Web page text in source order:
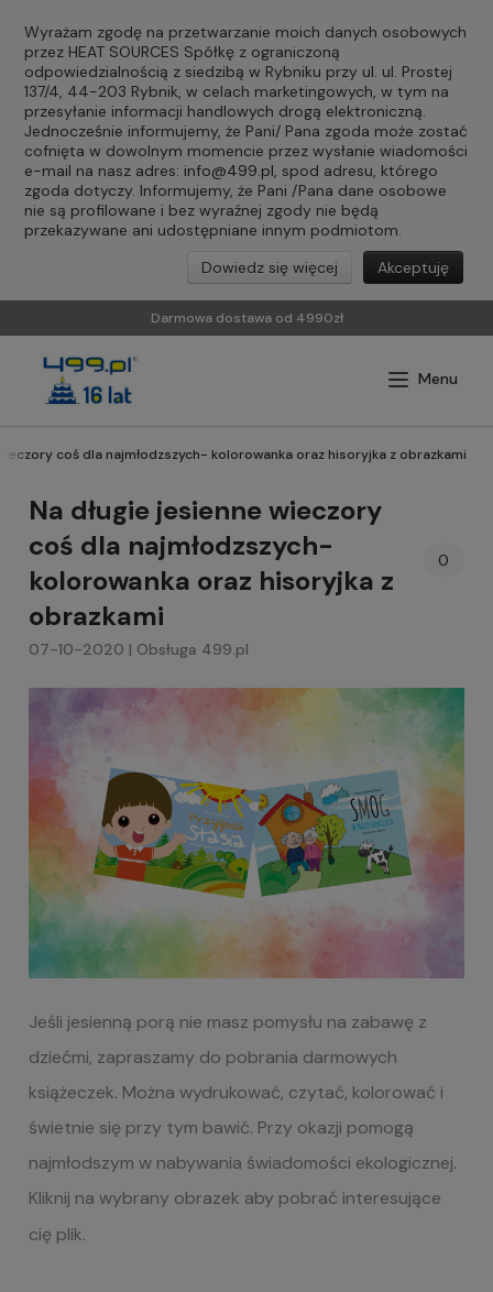
Wyrażam zgodę na przetwarzanie moich danych osobowych
przez HEAT SOURCES Spółkę z ograniczoną
odpowiedzialnością z siedzibą w Rybniku przy ul. ul. Prostej
137/4, 44-203 Rybnik, w celach marketingowych, w tym na
przesyłanie informacji handlowych drogą elektroniczną.
Jednocześnie informujemy, że Pani/ Pana zgoda może zostać
cofnięta w dowolnym momencie przez wysłanie wiadomości
e-mail na nasz adres: info@499.pl, spod adresu, którego
zgoda dotyczy. Informujemy, że Pani /Pana dane osobowe
nie są profilowane i bez wyraźnej zgody nie będą
przekazywane ani udostępniane innym podmiotom.
Akceptuję
Dowiedz się więcej
Darmowa dostawa od 4990zł
coś dla najmłodzszych- kolorowanka oraz hisoryjka z obrazkami
Na długie jesienne wieczory
coś dla najmłodzszych-
kolorowanka oraz hisoryjka z
obrazkami
0
07-10-2020 | Obsługa 499.pl
Jeśli jesienną porą nie masz pomysłu na zabawę z
dziećmi, zapraszamy do pobrania darmowych
książeczek. Można wydrukować, czytać, kolorować i
świetnie się przy tym bawić. Przy okazji pomogą
najmłodszym w nabywania świadomości ekologicznej.
Kliknij na wybrany obrazek aby pobrać interesujące
cię plik.